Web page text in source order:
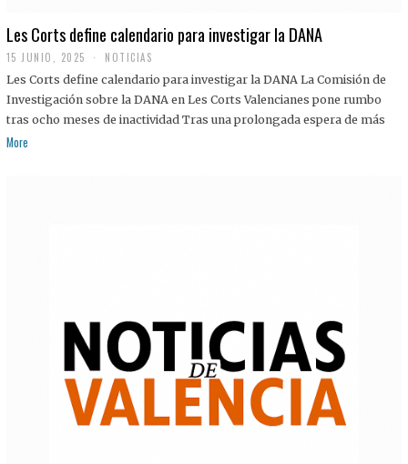
Les Corts define calendario para investigar la DANA
15 JUNIO, 2025 NOTICIAS
Les Corts define calendario para investigar la DANA La Comisión de
Investigación sobre la DANA en Les Corts Valencianes pone rumbo
tras ocho meses de inactividad Tras una prolongada espera de más
More